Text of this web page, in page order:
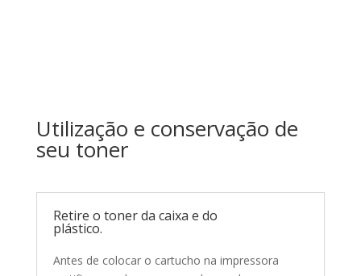
Utilização e conservação de
seu toner
Retire o toner da caixa e do
plástico.
Antes de colocar o cartucho na impressora